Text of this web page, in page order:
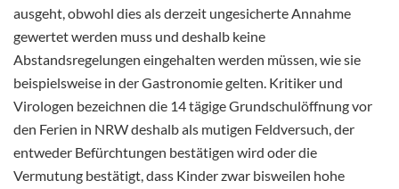
ausgeht, obwohl dies als derzeit ungesicherte Annahme
gewertet werden muss und deshalb keine
Abstandsregelungen eingehalten werden müssen, wie sie
beispielsweise in der Gastronomie gelten. Kritiker und
Virologen bezeichnen die 14 tägige Grundschulöffnung vor
den Ferien in NRW deshalb als mutigen Feldversuch, der
entweder Befürchtungen bestätigen wird oder die
Vermutung bestätigt, dass Kinder zwar bisweilen hohe